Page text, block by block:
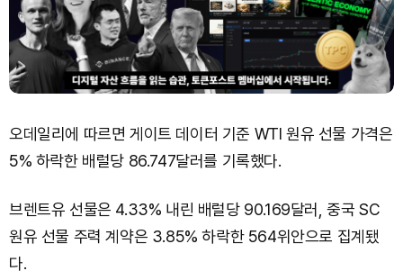
오데일리에 따르면 게이트 데이터 기준 WTI 원유 선물 가격은
5% 하락한 배럴당 86.747달러를 기록했다.
브렌트유 선물은 4.33% 내린 배럴당 90.169달러, 중국 SC
원유 선물 주력 계약은 3.85% 하락한 564위안으로 집계됐
다.